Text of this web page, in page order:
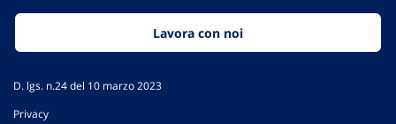
Lavora con noi
D. lgs. n.24 del 10 marzo 2023
Privacy